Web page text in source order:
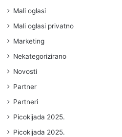
Mali oglasi
Mali oglasi privatno
Marketing
Nekategorizirano
Novosti
Partner
Partneri
Picokijada 2025.
Picokijada 2025.